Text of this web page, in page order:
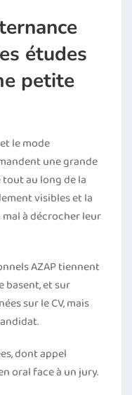
études
petite
et le mode
une grande
au long de la
visibles et la
à décrocher leur
AZAP tiennent
basent, et sur
sur le CV, mais
dont appel
oral face à un jury.